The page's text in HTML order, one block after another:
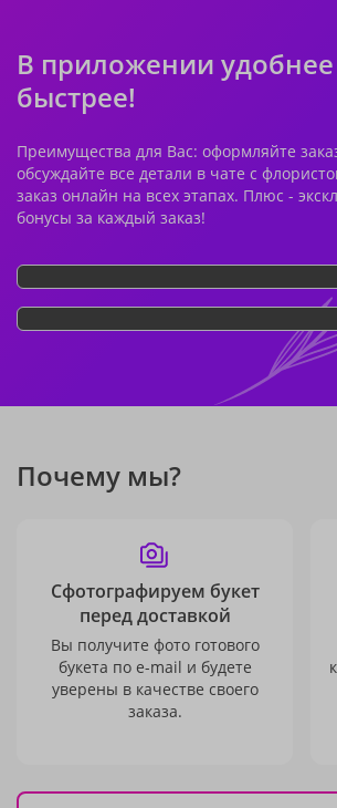
В приложении
быстрее!
Преимущества для Вас: оформляйте
обсуждайте все детали в чате с
заказ онлайн на всех этапах. Плюс -
бонусы за каждый заказ!
Почему мы?
Сфотографируем букет
перед доставкой
Вы получите фото готового
букета по e-mail и будете
уверены в качестве своего
заказа.